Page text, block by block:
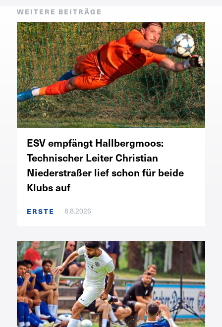
WEITERE BEITRÄGE
ESV empfängt Hallbergmoos:
Technischer Leiter Christian
Niederstraßer lief schon für beide
Klubs auf
ERSTE 8.8.2026